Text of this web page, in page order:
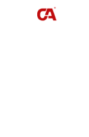
Premi